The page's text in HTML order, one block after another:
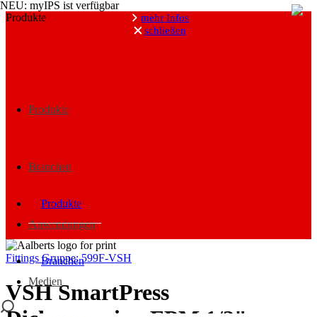
NEU: myIPS ist verfügbar
mehr Infos
schließen
Produkte
Branchen
Anwendungen
Medien
Produkte
Branchen
Produkte
FittingsGruppe: 599F-VSH
VSH SmartPress